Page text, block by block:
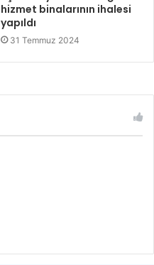
hizmet binalarının ihalesi
yapıldı
31 Temmuz 2024